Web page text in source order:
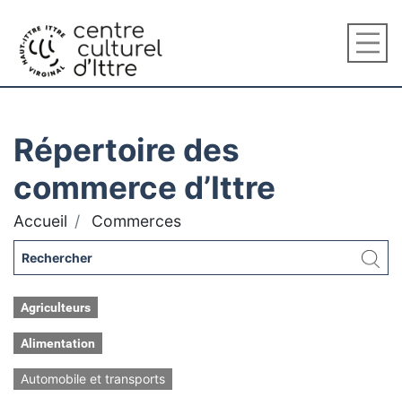
Répertoire des
commerce d’Ittre
Accueil Commerces
Agriculteurs
Alimentation
Automobile et transports